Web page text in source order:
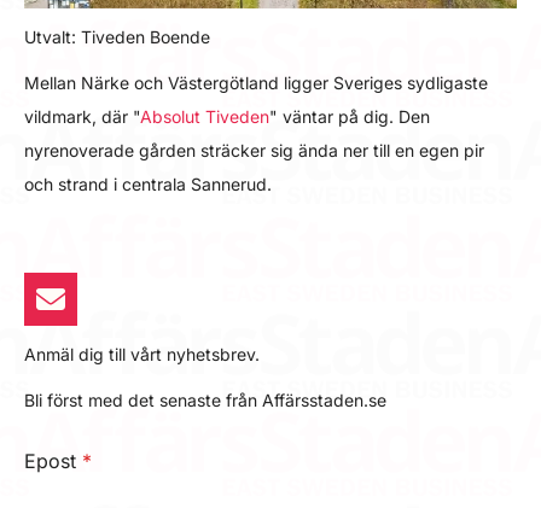
Utvalt: Tiveden Boende
Mellan Närke och Västergötland ligger Sveriges sydligaste
vildmark, där "Absolut Tiveden" väntar på dig. Den
nyrenoverade gården sträcker sig ända ner till en egen pir
och strand i centrala Sannerud.
Anmäl dig till vårt nyhetsbrev.
Bli först med det senaste från Affärsstaden.se
Epost *